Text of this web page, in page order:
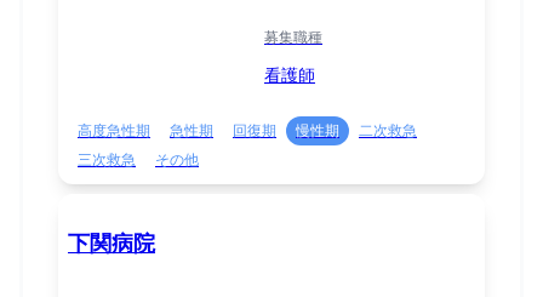
募集職種
看護師
高度急性期 急性期 回復期 慢性期
二次救急
三次救急
その他
下関病院